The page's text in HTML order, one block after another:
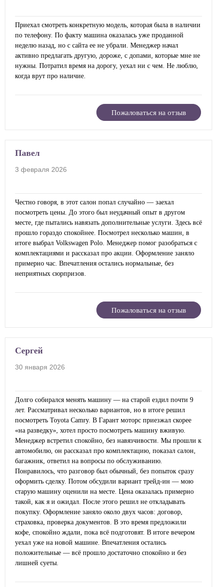
Приехал смотреть конкретную модель, которая была в наличии
по телефону. По факту машина оказалась уже проданной
неделю назад, но с сайта ее не убрали. Менеджер начал
активно предлагать другую, дороже, с допами, которые мне не
нужны. Потратил время на дорогу, уехал ни с чем. Не люблю,
когда врут про наличие.
Пожаловаться на отзыв
Павел
3 февраля 2026
Честно говоря, в этот салон попал случайно — заехал
посмотреть цены. До этого был неудачный опыт в другом
месте, где пытались навязать дополнительные услуги. Здесь всё
прошло гораздо спокойнее. Посмотрел несколько машин, в
итоге выбрал Volkswagen Polo. Менеджер помог разобраться с
комплектациями и рассказал про акции. Оформление заняло
примерно час. Впечатления остались нормальные, без
неприятных сюрпризов.
Пожаловаться на отзыв
Сергей
30 января 2026
Долго собирался менять машину — на старой ездил почти 9
лет. Рассматривал несколько вариантов, но в итоге решил
посмотреть Toyota Camry. В Гарант моторс приезжал скорее
«на разведку», хотел просто посмотреть машину вживую.
Менеджер встретил спокойно, без навязчивости. Мы прошли к
автомобилю, он рассказал про комплектацию, показал салон,
багажник, ответил на вопросы по обслуживанию.
Понравилось, что разговор был обычный, без попыток сразу
оформить сделку. Потом обсудили вариант трейд‑ин — мою
старую машину оценили на месте. Цена оказалась примерно
такой, как я и ожидал. После этого решил не откладывать
покупку. Оформление заняло около двух часов: договор,
страховка, проверка документов. В это время предложили
кофе, спокойно ждали, пока всё подготовят. В итоге вечером
уехал уже на новой машине. Впечатления остались
положительные — всё прошло достаточно спокойно и без
лишней суеты.